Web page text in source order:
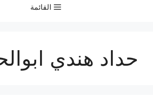
القائمة
حداد هندي